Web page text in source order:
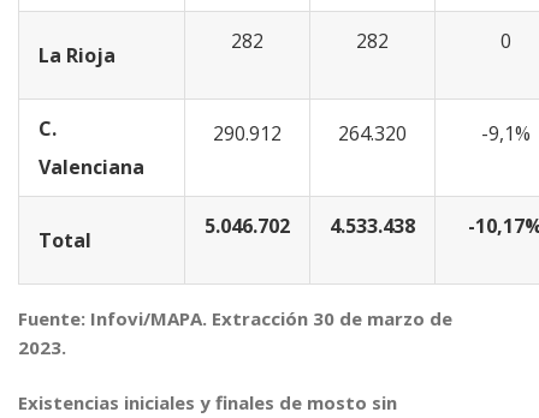
La Rioja
282 282 0
C.
Valenciana
290.912 264.320 -9,1%
Total
5.046.702 4.533.438 -
Fuente: Infovi/MAPA. Extracción 30 de marzo de
2023.
Existencias iniciales y finales de mosto sin